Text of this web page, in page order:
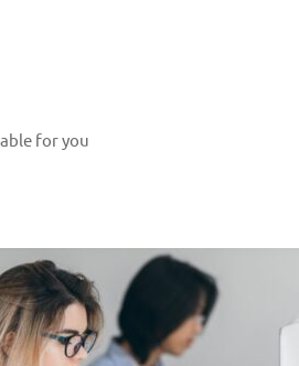
for you